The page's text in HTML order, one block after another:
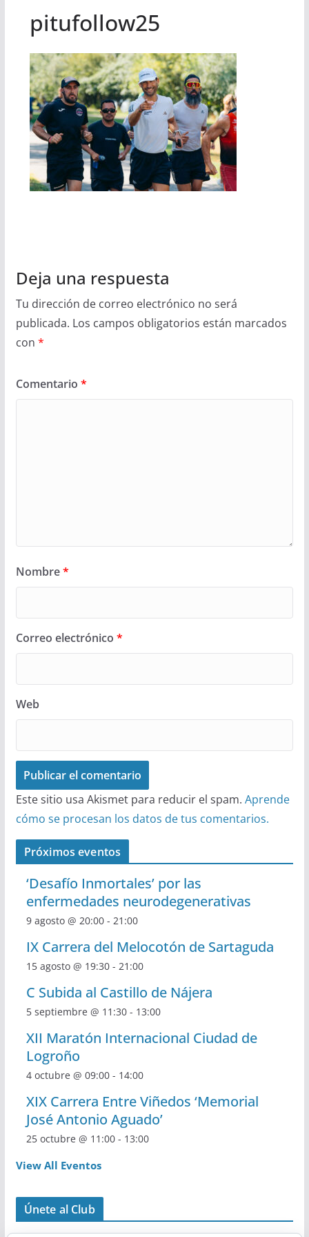
pitufollow25
Deja una respuesta
Tu dirección de correo electrónico no será
publicada. Los campos obligatorios están marcados
con *
Comentario *
Nombre*
Correo electrónico *
Web
Este sitio usa Akismet para reducir el spam. Aprende
cómo se procesan los datos de tus comentarios.
Próximos eventos
‘Desafío Inmortales’ por las
enfermedades neurodegenerativas
9 agosto @ 20:00- 21:00
IX Carrera del Melocotón de Sartaguda
15 agosto @ 19:30- 21:00
C Subida al Castillo de Nájera
5 septiembre @ 11:30- 13:00
XII Maratón Internacional Ciudad de
Logroño
4 octubre @ 09:00- 14:00
XIX Carrera Entre Viñedos ‘Memorial
José Antonio Aguado’
25 octubre @ 11:00- 13:00
View All Eventos
Únete al Club